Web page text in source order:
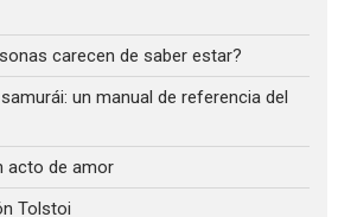
carecen de saber estar?
un manual de referencia del
acto de amor
Tolstoi